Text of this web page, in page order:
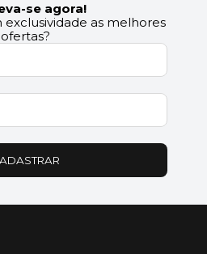
se agora!
as melhores
ofertas?